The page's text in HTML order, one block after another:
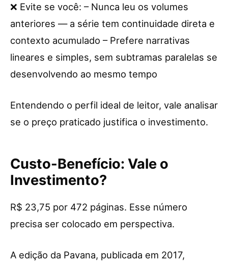
❌ Evite se você: – Nunca leu os volumes
anteriores — a série tem continuidade direta e
contexto acumulado – Prefere narrativas
lineares e simples, sem subtramas paralelas se
desenvolvendo ao mesmo tempo
Entendendo o perfil ideal de leitor, vale analisar
se o preço praticado justifica o investimento.
Custo-Benefício: Vale o
Investimento?
R$ 23,75 por 472 páginas. Esse número
precisa ser colocado em perspectiva.
A edição da Pavana, publicada em 2017,